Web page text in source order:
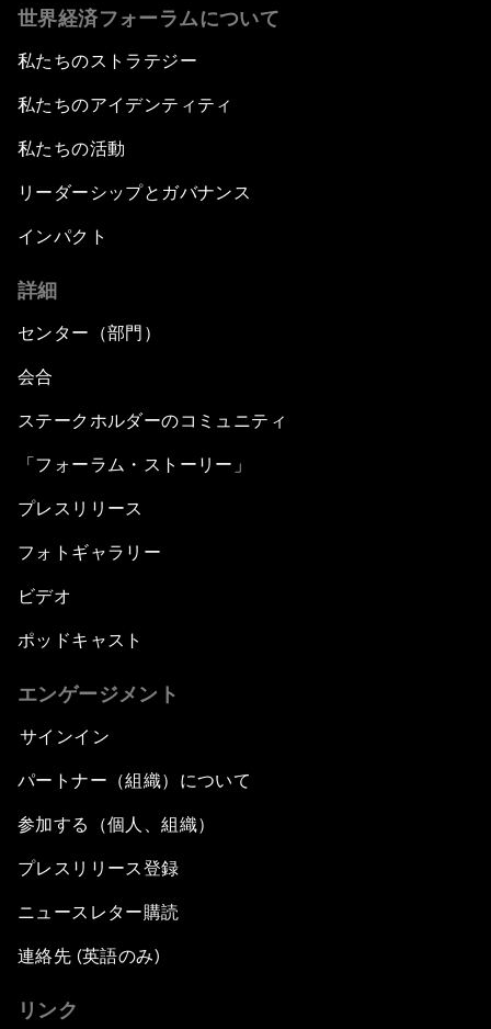
世界経済フォーラムについて
私たちのストラテジー
私たちのアイデンティティ
私たちの活動
リーダーシップとガバナンス
インパクト
詳細
センター（部門）
会合
ステークホルダーのコミュニティ
「フォーラム・ストーリー」
プレスリリース
フォトギャラリー
ビデオ
ポッドキャスト
エンゲージメント
サインイン
パートナー（組織）について
参加する（個人、組織）
プレスリリース登録
ニュースレター購読
連絡先 (英語のみ)
リンク